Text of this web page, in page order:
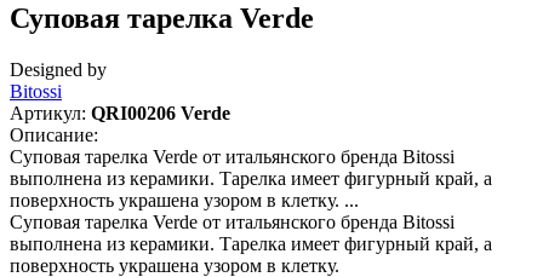
Суповая тарелка Verde
Designed by
Bitossi
Артикул: QRI00206 Verde
Описание:
Суповая тарелка Verde от итальянского бренда Bitossi
выполнена из керамики. Тарелка имеет фигурный край, а
поверхность украшена узором в клетку. ...
Суповая тарелка Verde от итальянского бренда Bitossi
выполнена из керамики. Тарелка имеет фигурный край, а
поверхность украшена узором в клетку.